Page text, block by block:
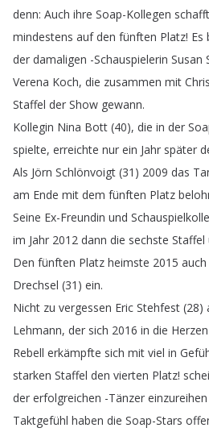
denn: Auch ihre Soap-Kollegen
mindestens auf den fünften Platz! Es
der damaligen -Schauspielerin Susan
Verena Koch, die zusammen mit
Staffel der Show gewann.
Kollegin Nina Bott (40), die in der
spielte, erreichte nur ein Jahr später
Als Jörn Schlönvoigt (31) 2009 das
am Ende mit dem fünften Platz
Seine Ex-Freundin und
im Jahr 2012 dann die sechste Staffel
Den fünften Platz heimste 2015 auch
Drechsel (31) ein.
Nicht zu vergessen Eric Stehfest (28)
Lehmann, der sich 2016 in die Herzen
Rebell erkämpfte sich mit viel in
starken Staffel den vierten Platz!
der erfolgreichen -Tänzer einzureihen
Taktgefühl haben die Soap-Stars